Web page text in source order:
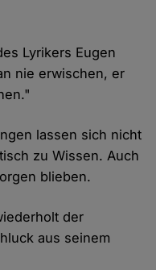
Lyrikers Eugen
nie erwischen, er
lassen sich nicht
zu Wissen. Auch
blieben.
der
aus seinem